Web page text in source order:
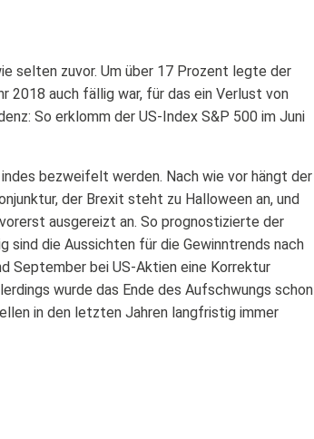
selten zuvor. Um über 17 Prozent legte der
2018 auch fällig war, für das ein Verlust von
So erklomm der US-Index S&P 500 im Juni
bezweifelt werden. Nach wie vor hängt der
der Brexit steht zu Halloween an, und
ausgereizt an. So prognostizierte der
sind die Aussichten für die Gewinntrends nach
September bei US-Aktien eine Korrektur
wurde das Ende des Aufschwungs schon
in den letzten Jahren langfristig immer